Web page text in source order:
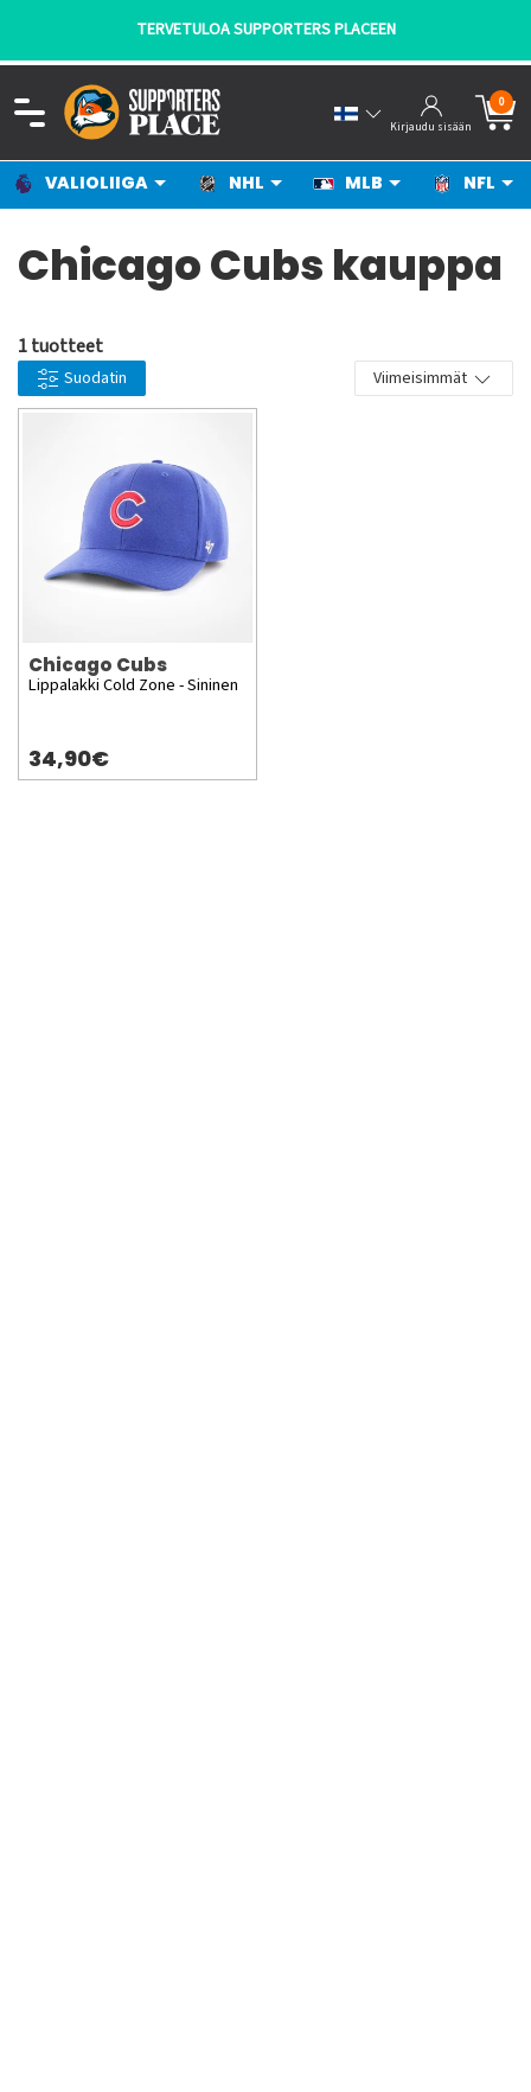
TERVETULOA SUPPORTERS PLACEEN
Kirjaudu sisään
0
VALIOLIIGA NHL MLB NFL
Chicago Cubs kauppa
1 tuotteet
Suodatin Viimeisimmät
Chicago Cubs
Lippalakki Cold Zone - Sininen
34,90€